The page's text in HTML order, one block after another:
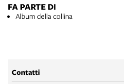
FA PARTE DI
Album della collina
Contatti